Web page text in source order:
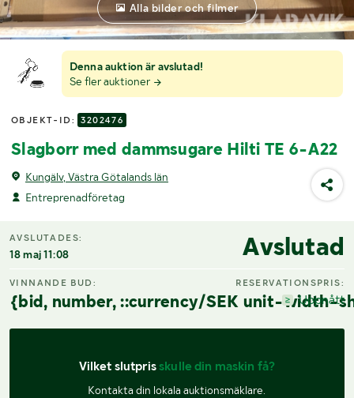
Denna auktion är avslutad!
Se fler auktioner
OBJEKT-ID: 3202476
Slagborr med dammsugare Hilti TE 6-A22
Kungälv, Västra Götalands län
Entreprenadföretag
Alla bilder och filmer
AVSLUTADES:
18 maj 11:08 Avslutad
VINNANDE BUD:
{bid, number, ::currency/SEK unit-width-
RESERVATIONSPRIS:
Uppnått
Vilket slutpris skulle din maskin få?
Kontakta din lokala auktionsmäklare.